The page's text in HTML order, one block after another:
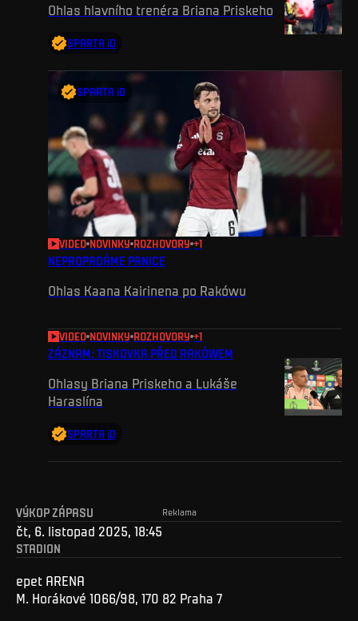
Ohlas hlavního trenéra Briana Priskeho
SPARTA iD
VIDEO NOVINKY ROZHOVORY +1
NEPROPADÁME PANICE
Ohlas Kaana Kairinena po Rakówu
SPARTA iD
VIDEO NOVINKY ROZHOVORY +1
ZÁZNAM: TISKOVKA PŘED RAKÓWEM
Ohlasy Briana Priskeho a Lukáše
Haraslína
SPARTA iD
Reklama
VÝKOP ZÁPASU
čt, 6. listopad 2025, 18:45
STADION
epet ARENA
M. Horákové 1066/98, 170 82 Praha 7